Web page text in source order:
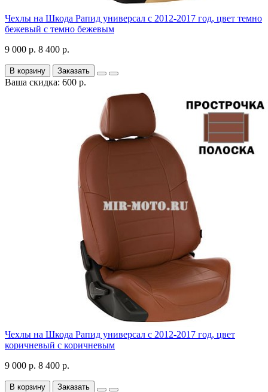
Чехлы на Шкода Рапид универсал с 2012-2017 год, цвет темно
бежевый с темно бежевым
9 000 р. 8 400 р.
В корзину Заказать
Ваша скидка: 600 р.
Чехлы на Шкода Рапид универсал с 2012-2017 год, цвет
коричневый с коричневым
9 000 р. 8 400 р.
В корзину Заказать